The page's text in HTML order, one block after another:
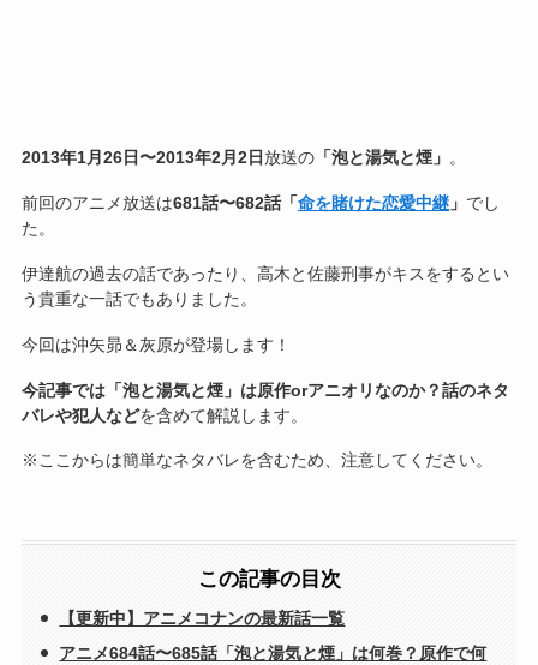
2013年1月26日〜2013年2月2日 放送の「泡と湯気と煙」 。
前回のアニメ放送は681話〜682話「命を賭けた恋愛中継」 でし
た。
伊達航の過去の話であったり、高木と佐藤刑事がキスをするとい
う貴重な一話でもありました。
今回は沖矢昴＆灰原が登場します！
今記事では「泡と湯気と煙」は原作orアニオリなのか？話のネタ
バレや犯人などを含めて解説します。
※ここからは簡単なネタバレを含むため、注意してください。
この記事の目次
【更新中】アニメコナンの最新話一覧
アニメ684話〜685話「泡と湯気と煙」は何巻？原作で何